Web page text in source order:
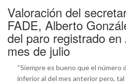
Valoración del
FADE, Alberto
del paro registrado
mes de julio
“Siempre es bueno que el número
inferior al del mes anterior pero, tal